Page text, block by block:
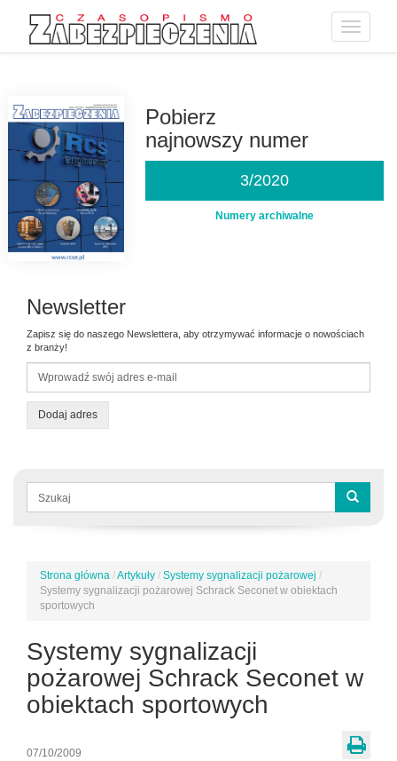
Toggle
Pobierz
najnowszy numer
3/2020
Numery archiwalne
Newsletter
Zapisz się do naszego Newslettera, aby otrzymywać informacje o nowościach
z branży!
Dodaj adres
Formularz
wyszukiwania
Jesteś
tutaj
Strona główna /Artykuły / Systemy sygnalizacji pożarowej /
Systemy sygnalizacji pożarowej Schrack Seconet w obiektach
sportowych
Systemy sygnalizacji
pożarowej Schrack Seconet w
obiektach sportowych
07/10/2009